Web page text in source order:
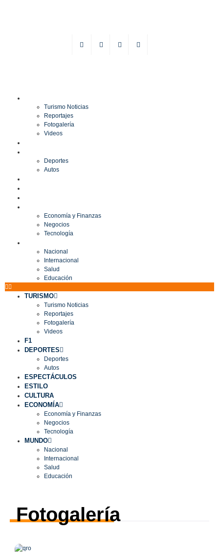
Turismo Noticias
Reportajes
Fotogalería
Videos
Deportes
Autos
Economía y Finanzas
Negocios
Tecnología
Nacional
Internacional
Salud
Educación
TURISMO
Turismo Noticias
Reportajes
Fotogalería
Videos
F1
DEPORTES
Deportes
Autos
ESPECTÁCULOS
ESTILO
CULTURA
ECONOMÍA
Economía y Finanzas
Negocios
Tecnología
MUNDO
Nacional
Internacional
Salud
Educación
Fotogalería